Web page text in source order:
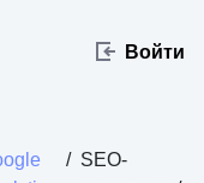
Войти
/ SEO-